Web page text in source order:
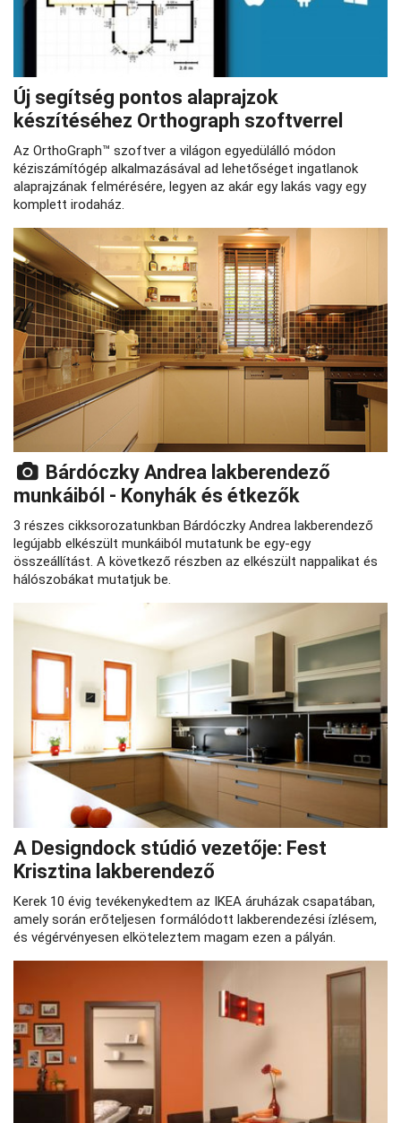
Új segítség pontos alaprajzok
készítéséhez Orthograph szoftverrel
Az OrthoGraph™ szoftver a világon egyedülálló módon
kéziszámítógép alkalmazásával ad lehetőséget ingatlanok
alaprajzának felmérésére, legyen az akár egy lakás vagy egy
komplett irodaház.
Bárdóczky Andrea lakberendező
munkáiból - Konyhák és étkezők
3 részes cikksorozatunkban Bárdóczky Andrea lakberendező
legújabb elkészült munkáiból mutatunk be egy-egy
összeállítást. A következő részben az elkészült nappalikat és
hálószobákat mutatjuk be.
A Designdock stúdió vezetője: Fest
Krisztina lakberendező
Kerek 10 évig tevékenykedtem az IKEA áruházak csapatában,
amely során erőteljesen formálódott lakberendezési ízlésem,
és végérvényesen elköteleztem magam ezen a pályán.